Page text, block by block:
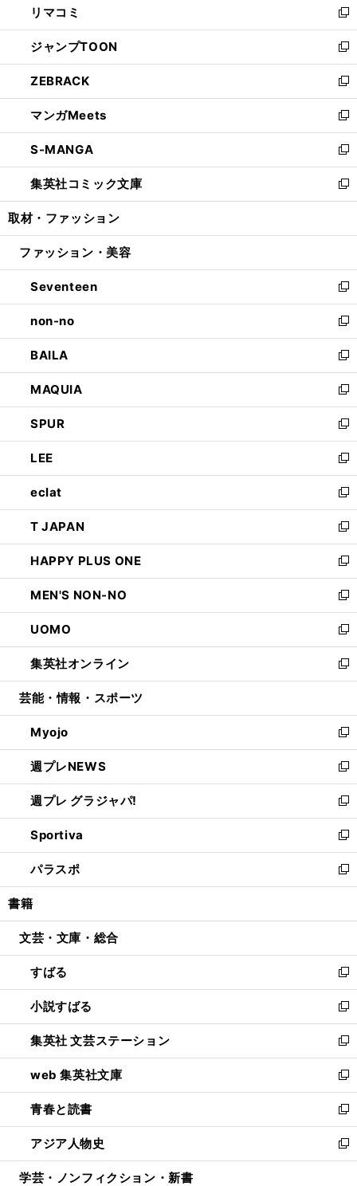
で
開
く
ド
ウ
で
開
く
ィ
ン
ド
ウ
で
開
く
い
ウ
ィ
ン
ド
ウ
で
開
く
リマコミ
新
し
い
ウ
ィ
ン
ド
ウ
で
開
く
ジャンプTOON
新
し
い
ウ
ィ
ン
ド
ウ
で
開
ZEBRACK
新
し
い
ウ
ィ
ン
ド
ウ
開
マンガMeets
新
し
い
ウ
ィ
ン
ウ
開
く
S-MANGA
新
し
い
ウ
ン
ウ
で
開
く
集英社コミック文庫
新
し
ウ
ン
ド
ウ
で
開
く
取材・ファッション
ファッション・美容
Seventeen
新
し
い
ウ
ィ
ン
ド
ウ
で
開
く
non-no
新
し
い
ウ
ィ
ン
ド
ウ
で
開
く
BAILA
新
し
い
ウ
ィ
ン
ド
ウ
で
開
く
MAQUIA
新
し
い
ウ
ィ
ン
ド
ウ
で
開
く
SPUR
新
し
い
ウ
ィ
ン
ド
ウ
で
開
く
LEE
新
し
い
ウ
ィ
ン
ド
ウ
で
開
く
eclat
新
し
い
ウ
ィ
ン
ド
ウ
で
開
く
T JAPAN
新
し
い
ウ
ィ
ン
ド
ウ
で
開
HAPPY PLUS ONE
新
し
い
ウ
ィ
ン
ド
ウ
開
く
MEN'S NON-NO
新
し
い
ウ
ィ
ン
ウ
で
開
く
UOMO
新
し
い
ウ
ン
ド
ウ
で
開
く
集英社オンライン
新
し
ウ
ィ
ン
ド
ウ
で
開
く
芸能・情報・スポーツ
Myojo
新
し
い
ウ
ィ
ン
ド
ウ
で
開
週プレNEWS
新
し
い
ウ
ィ
ン
ド
ウ
開
週プレ グラジャパ!
新
し
い
ウ
ィ
ン
ウ
開
く
Sportiva
新
し
い
ウ
ン
ウ
で
開
く
パラスポ
新
し
ウ
ン
ド
ウ
で
開
く
書籍
文芸・文庫・総合
すばる
新
し
い
ウ
ィ
ン
ド
ウ
で
開
く
小説すばる
新
し
い
ウ
ィ
ン
ド
ウ
で
開
集英社 文芸ステーション
新
し
い
ウ
ィ
ン
ド
ウ
web 集英社文庫
新
し
い
ウ
ィ
ン
青春と読書
新
し
い
ウ
アジア人物史
新
し
学芸・ノンフィクション・新書